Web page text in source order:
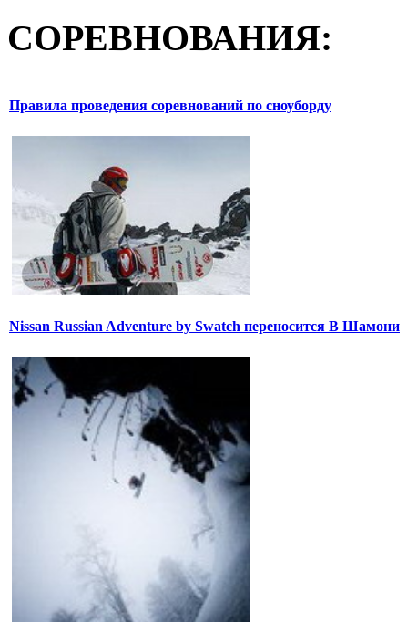
СОРЕВНОВАНИЯ:
Правила проведения соревнований по сноуборду
Nissan Russian Adventure by Swatch переносится В Шамони